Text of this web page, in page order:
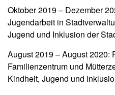
Oktober 2019 – Dezember
Jugendarbeit in
Jugend und Inklusion der
August 2019 – August 2020:
Familienzentrum und
Kindheit, Jugend und